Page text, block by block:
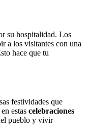
su hospitalidad. Los
a los visitantes con una
hace que tu
festividades que
estas celebraciones
pueblo y vivir